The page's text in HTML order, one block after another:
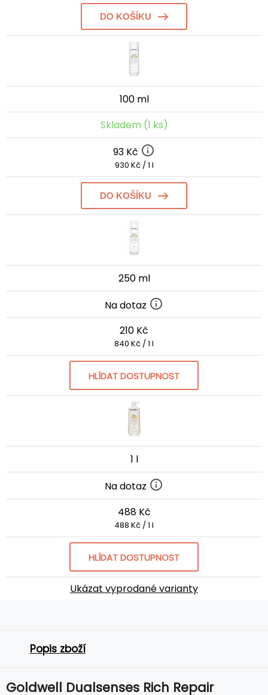
DO KOŠÍKU
100 ml
Skladem (1 ks)
93 Kč
930 Kč / 1 l
DO KOŠÍKU
250 ml
Na dotaz
210 Kč
840 Kč / 1 l
HLÍDAT DOSTUPNOST
1 l
Na dotaz
488 Kč
488 Kč / 1 l
HLÍDAT DOSTUPNOST
Ukázat vyprodané varianty
Popis zboží
Goldwell Dualsenses Rich Repair